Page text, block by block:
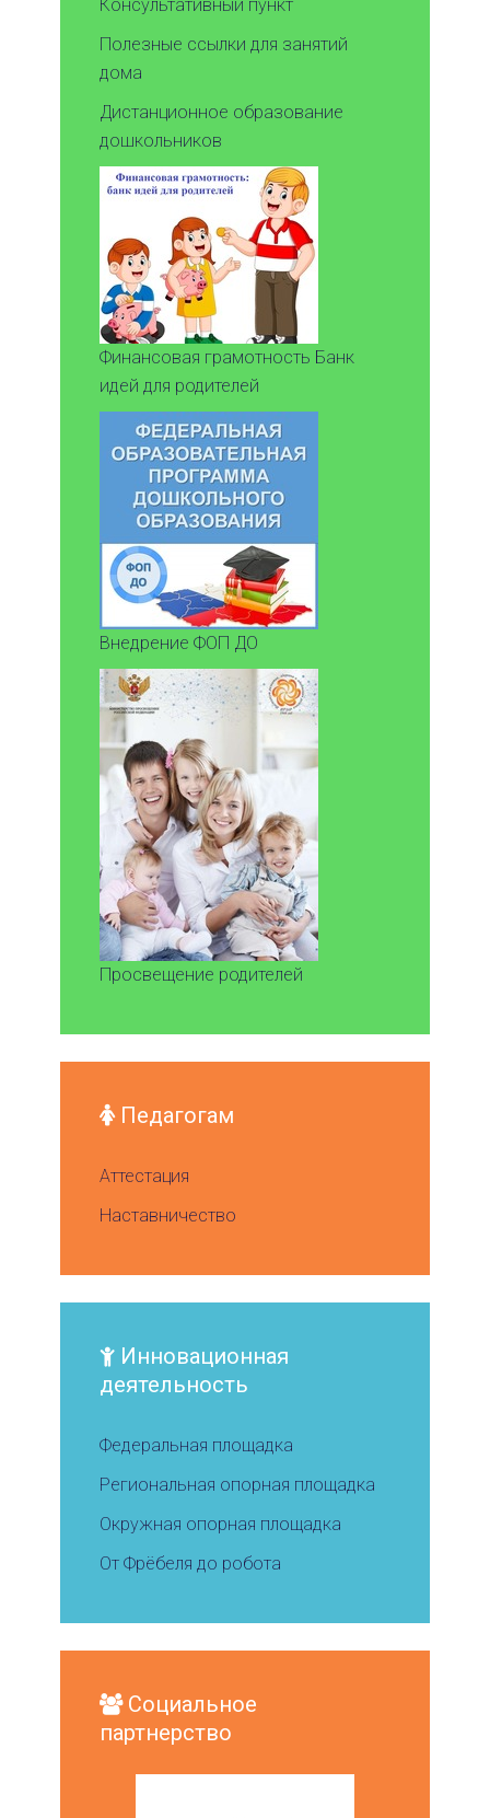
Консультативный пункт
Полезные ссылки для занятий
дома
Дистанционное образование
дошкольников
Финансовая грамотность Банк
идей для родителей
Внедрение ФОП ДО
Просвещение родителей
Педагогам
Аттестация
Наставничество
Инновационная
деятельность
Федеральная площадка
Региональная опорная площадка
Окружная опорная площадка
От Фрёбеля до робота
Социальное
партнерство